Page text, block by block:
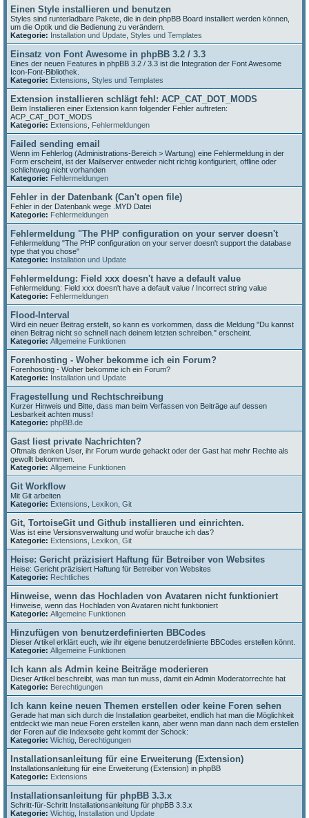
Einen Style installieren und benutzen
Styles sind runterladbare Pakete, die in dein phpBB Board installiert werden können,
um die Optik und die Bedienung zu verändern.
Kategorie: Installation und Update Styles und Templates
Einsatz von Font Awesome in phpBB 3.2 / 3.3
Eines der neuen Features in phpBB 3.2 / 3.3 ist die Integration der Font Awesome
Icon-Font-Bibliothek.
Kategorie: Extensions Styles und Templates
Extension installieren schlägt fehl: ACP_CAT_DOT_MODS
Beim Installieren einer Extension kann folgender Fehler auftreten:
ACP_CAT_DOT_MODS
Kategorie: Extensions Fehlermeldungen
Failed sending email
Wenn im Fehlerlog (Administrations-Bereich > Wartung) eine Fehlermeldung in der
Form erscheint, ist der Mailserver entweder nicht richtig konfiguriert, offline oder
schlichtweg nicht vorhanden
Kategorie: Fehlermeldungen
Fehler in der Datenbank (Can't open file)
Fehler in der Datenbank wege .MYD Datei
Kategorie: Fehlermeldungen
Fehlermeldung "The PHP configuration on your server doesn't
Fehlermeldung "The PHP configuration on your server doesn't support the database
type that you chose"
Kategorie: Installation und Update
Fehlermeldung: Field xxx doesn't have a default value
Fehlermeldung: Field xxx doesn't have a default value / Incorrect string value
Kategorie: Fehlermeldungen
Flood-Interval
Wird ein neuer Beitrag erstellt, so kann es vorkommen, dass die Meldung "Du kannst
einen Beitrag nicht so schnell nach deinem letzten schreiben." erscheint.
Kategorie: Allgemeine Funktionen
Forenhosting - Woher bekomme ich ein Forum?
Forenhosting - Woher bekomme ich ein Forum?
Kategorie: Installation und Update
Fragestellung und Rechtschreibung
Kurzer Hinweis und Bitte, dass man beim Verfassen von Beiträge auf dessen
Lesbarkeit achten muss!
Kategorie: phpBB.de
Gast liest private Nachrichten?
Oftmals denken User, ihr Forum wurde gehackt oder der Gast hat mehr Rechte als
gewollt bekommen.
Kategorie: Allgemeine Funktionen
Git Workflow
Mit Git arbeiten
Kategorie: Extensions Lexikon Git
Git, TortoiseGit und Github installieren und einrichten.
Was ist eine Versionsverwaltung und wofür brauche ich das?
Kategorie: Extensions Lexikon Git
Heise: Gericht präzisiert Haftung für Betreiber von Websites
Heise: Gericht präzisiert Haftung für Betreiber von Websites
Kategorie: Rechtliches
Hinweise, wenn das Hochladen von Avataren nicht funktioniert
Hinweise, wenn das Hochladen von Avataren nicht funktioniert
Kategorie: Allgemeine Funktionen
Hinzufügen von benutzerdefinierten BBCodes
Dieser Artikel erklärt euch, wie ihr eigene benutzerdefinierte BBCodes erstellen könnt.
Kategorie: Allgemeine Funktionen
Ich kann als Admin keine Beiträge moderieren
Dieser Artikel beschreibt, was man tun muss, damit ein Admin Moderatorrechte hat
Kategorie: Berechtigungen
Ich kann keine neuen Themen erstellen oder keine Foren sehen
Gerade hat man sich durch die Installation gearbeitet, endlich hat man die Möglichkeit
entdeckt wie man neue Foren erstellen kann, aber wenn man dann nach dem erstellen
der Foren auf die Indexseite geht kommt der Schock:
Kategorie: Wichtig Berechtigungen
Installationsanleitung für eine Erweiterung (Extension)
Installationsanleitung für eine Erweiterung (Extension) in phpBB
Kategorie: Extensions
Installationsanleitung für phpBB 3.3.x
Schritt-für-Schritt Installationsanleitung für phpBB 3.3.x
Kategorie: Wichtig Installation und Update